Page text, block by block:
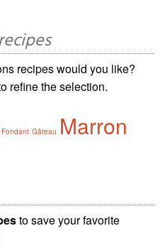
recipes would you like?
refine the selection.
Fondant Gâteau Marron
to save your favorite